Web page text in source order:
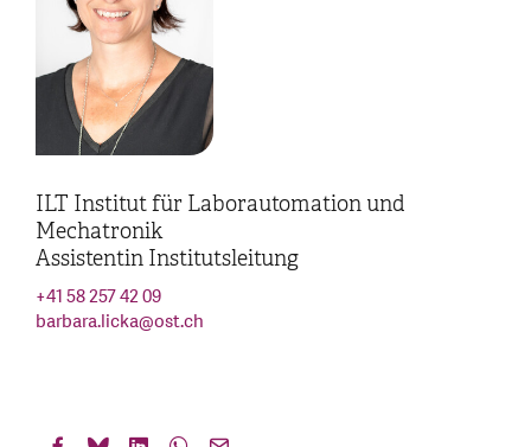
ILT Institut für Laborautomation und
Mechatronik
Assistentin Institutsleitung
+41 58 257 42 09
barbara.licka@ost.ch